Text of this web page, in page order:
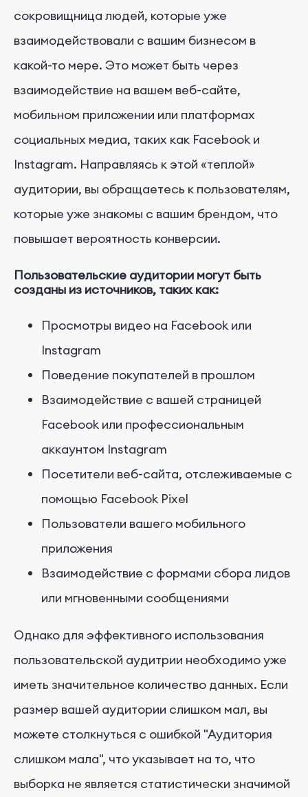
сокровищница людей, которые уже
взаимодействовали с вашим бизнесом в
какой-то мере. Это может быть через
взаимодействие на вашем веб-сайте,
мобильном приложении или платформах
социальных медиа, таких как Facebook и
Instagram. Направляясь к этой «теплой»
аудитории, вы обращаетесь к пользователям,
которые уже знакомы с вашим брендом, что
повышает вероятность конверсии.
Пользовательские аудитории могут быть
созданы из источников, таких как:
Просмотры видео на Facebook или
Instagram
Поведение покупателей в прошлом
Взаимодействие с вашей страницей
Facebook или профессиональным
аккаунтом Instagram
Посетители веб-сайта, отслеживаемые с
помощью Facebook Pixel
Пользователи вашего мобильного
приложения
Взаимодействие с формами сбора лидов
или мгновенными сообщениями
Однако для эффективного использования
пользовательской аудитрии необходимо уже
иметь значительное количество данных. Если
размер вашей аудитории слишком мал, вы
можете столкнуться с ошибкой "Аудитория
слишком мала", что указывает на то, что
выборка не является статистически значимой